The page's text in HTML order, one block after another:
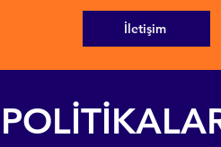
İletişim